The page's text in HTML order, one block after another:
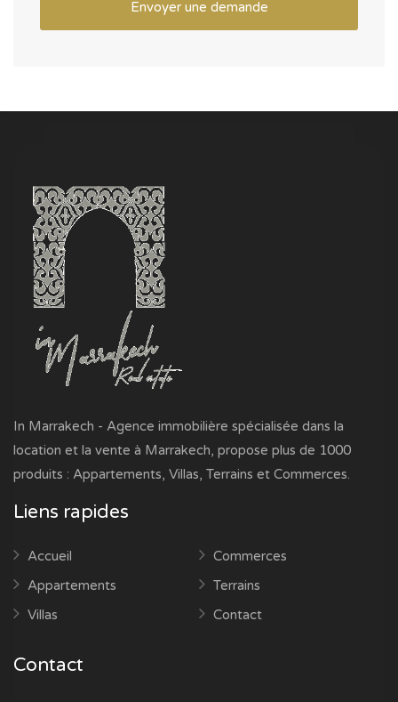
In Marrakech - Agence immobilière spécialisée dans la
location et la vente à Marrakech, propose plus de 1000
produits : Appartements, Villas, Terrains et Commerces.
Liens rapides
Accueil
Appartements
Villas
Commerces
Terrains
Contact
Contact